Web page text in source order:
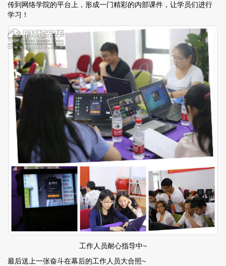
传到网络学院的平台上，形成一门精彩的内部课件，让学员们进行
学习！
工作人员耐心指导中~
最后送上一张奋斗在幕后的工作人员大合照~